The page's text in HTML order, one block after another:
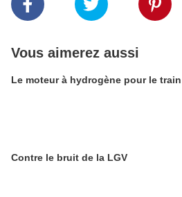
Vous aimerez aussi
Le moteur à hydrogène pour le train
Contre le bruit de la LGV